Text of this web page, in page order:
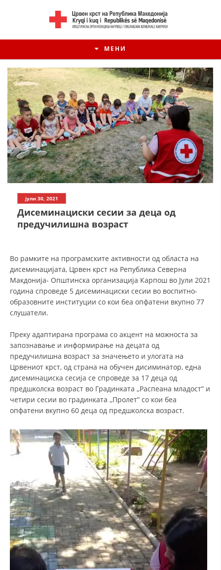
МЕНИ
ПРИРАЧНИЦИ
ЕДУКАТИВНО ИНФОРМАТИВНИ МАТЕРИЈАЛИ
ПОСТЕРИ
ПРЕЗЕНТАЦИИ
јули 30, 2021
Дисеминациски сесии за деца од
предучилишна возраст
Во рамките на програмските активности од областа на
дисеминацијата, Црвен крст на Република Северна
Макдонија- Општинска организација Карпош во Јули 2021
година спроведе 5 дисеминациски сесии во воспитно-
образовните институции со кои беа опфатени вкупно 77
слушатели.
Преку адаптирана програма со акцент на можноста за
запознавaње и информирање на децата од
предучилишна возраст за значењето и улогата на
Црвениот крст, од страна на обучен дисиминатор, една
дисеминациска сесија се спроведе за 17 деца од
предшколска возраст во Градинката ,,Распеана младост” и
четири сесии во градинката ,,Пролет” со кои беа
опфатени вкупно 60 деца од предшколска возраст.